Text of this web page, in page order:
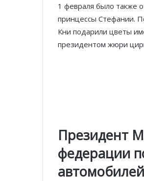
1 февраля было также
принцессы Стефании.
Кни подарили цветы
президентом жюри
Президент
федерации